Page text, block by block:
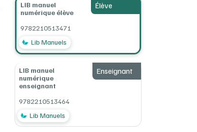
Élève
LIB manuel
numérique élève
9782210513471
Lib Manuels
Enseignant
LIB manuel
numérique
enseignant
9782210513464
Lib Manuels